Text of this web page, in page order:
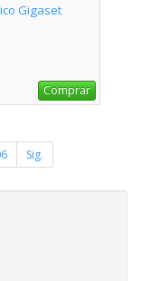
Gigaset
Comprar
Sig.